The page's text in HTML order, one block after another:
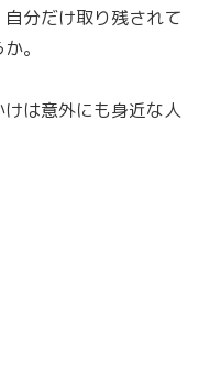
分だけ取り残されて
。
は意外にも身近な人